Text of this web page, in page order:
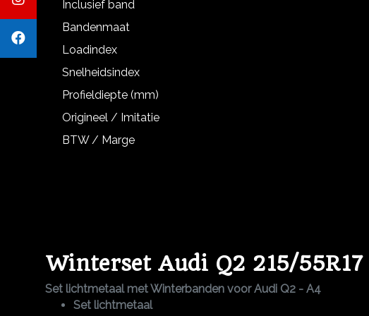
Inclusief band
Bandenmaat
Loadindex
Snelheidsindex
Profieldiepte (mm)
Origineel / Imitatie
BTW / Marge
Winterset Audi Q2 215/
Set lichtmetaal met Winterbanden voor Audi Q2 - A4
Set lichtmetaal